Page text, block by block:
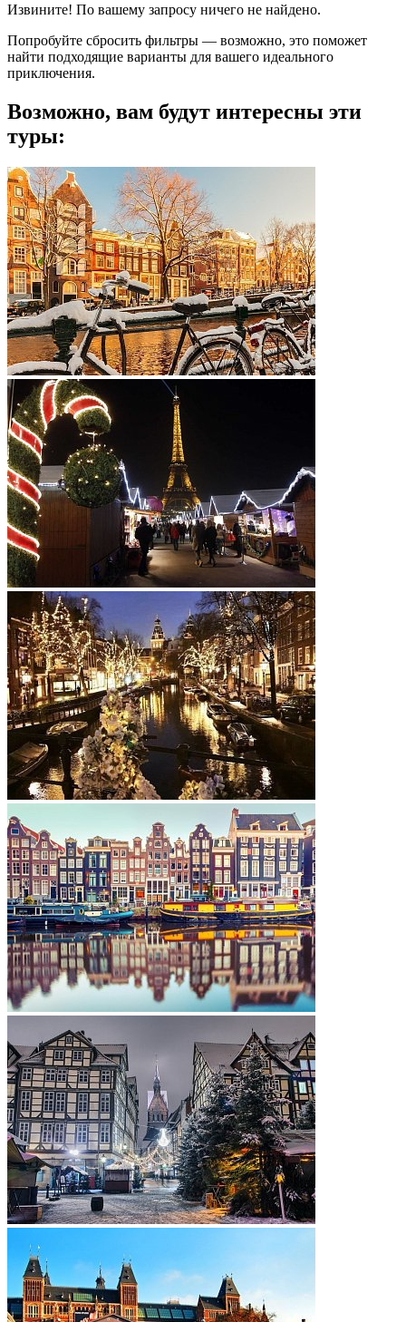
Извините! По вашему запросу ничего не найдено.
Попробуйте сбросить фильтры — возможно, это поможет
найти подходящие варианты для вашего идеального
приключения.
Возможно, вам будут интересны эти
туры: